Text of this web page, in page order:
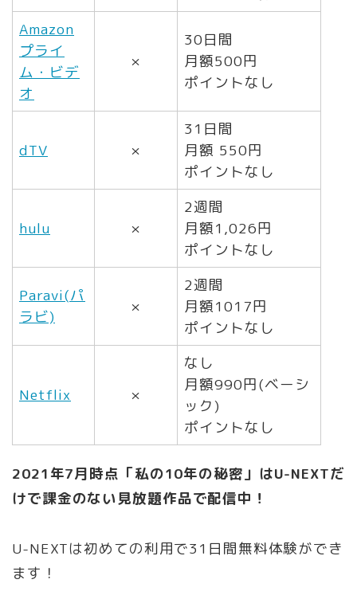
Amazon
プライ
ム・ビデ
オ
×
30日間
月額500円
ポイントなし
dTV ×
31日間
月額 550円
ポイントなし
hulu ×
2週間
月額1,026円
ポイントなし
Paravi(パ
ラビ)
×
2週間
月額1017円
ポイントなし
Netflix ×
なし
月額990円(ベーシ
ック)
ポイントなし
2021年7月時点「私の10年の秘密」はU-NEXTだ
けで課金のない見放題作品で配信中！
U-NEXTは初めての利用で31日間無料体験ができ
ます！